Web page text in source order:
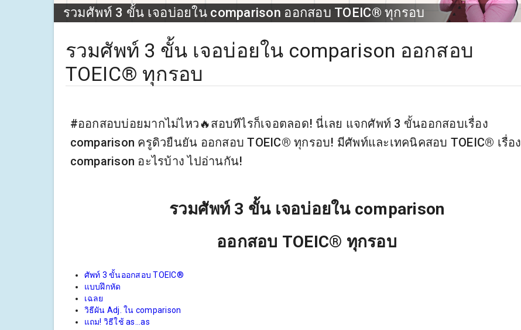
รวมศัพท์ 3 ขั้น เจอบ่อยใน comparison ออกสอบ TOEIC® ทุกรอบ
รวมศัพท์ 3 ขั้น เจอบ่อยใน comparison ออกสอบ
TOEIC® ทุกรอบ
#ออกสอบบ่อยมากไม่ไหว🔥สอบทีไรก็เจอตลอด! นี่เลย แจกศัพท์ 3 ขั้นออกสอบเรื่อง
comparison ครูดิวยืนยัน ออกสอบ TOEIC® ทุกรอบ! มีศัพท์และเทคนิคสอบ TOEIC® เรื่อง
comparison อะไรบ้าง ไปอ่านกัน!
รวมศัพท์ 3 ขั้น เจอบ่อยใน comparison
ออกสอบ TOEIC® ทุกรอบ
ศัพท์ 3 ขั้นออกสอบ TOEIC®
แบบฝึกหัด
เฉลย
วิธีผัน Adj. ใน comparison
แถม! วิธีใช้ as...as